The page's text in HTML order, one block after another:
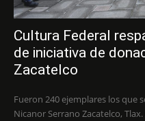
Cultura Federal
de iniciativa de
Zacatelco
Fueron 240 ejemplares los que
Nicanor Serrano Zacatelco, Tlax. Concluyó con gran éxito la campaña